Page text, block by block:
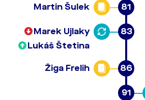
81
Martin Šulek
83
Marek Ujlaky
Lukáš Štetina
86
Žiga Frelih
91